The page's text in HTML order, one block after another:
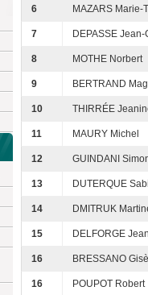
6 MAZARS Marie-
7 DEPASSE
8 MOTHE Norbert
9 BERTRAND
10 THIRRÉE
11 MAURY Michel
12 GUINDANI
13 DUTERQUE
14 DMITRUK
15 DELFORGE
16 BRESSANO
16 POUPOT Robert